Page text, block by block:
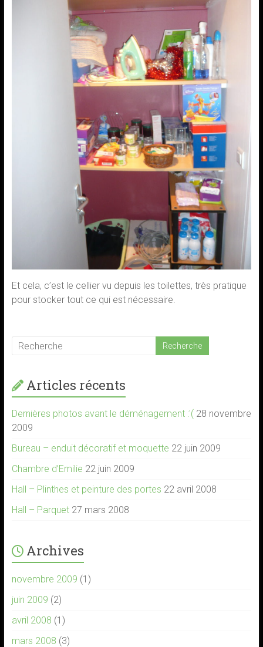
Et cela, c’est le cellier vu depuis les toilettes, très pratique
pour stocker tout ce qui est nécessaire.
Articles récents
Dernières photos avant le déménagement :'( 28 novembre
2009
Bureau – enduit décoratif et moquette 22 juin 2009
Chambre d’Emilie 22 juin 2009
Hall – Plinthes et peinture des portes 22 avril 2008
Hall – Parquet 27 mars 2008
Archives
novembre 2009 (1)
juin 2009 (2)
avril 2008 (1)
mars 2008 (3)